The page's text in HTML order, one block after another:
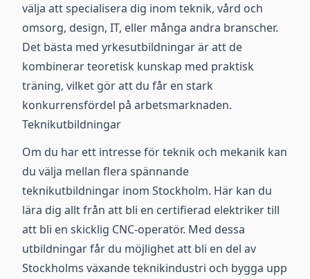
välja att specialisera dig inom teknik, vård och
omsorg, design, IT, eller många andra branscher.
Det bästa med yrkesutbildningar är att de
kombinerar teoretisk kunskap med praktisk
träning, vilket gör att du får en stark
konkurrensfördel på arbetsmarknaden.
Teknikutbildningar
Om du har ett intresse för teknik och mekanik kan
du välja mellan flera spännande
teknikutbildningar inom Stockholm. Här kan du
lära dig allt från att bli en certifierad elektriker till
att bli en skicklig CNC-operatör. Med dessa
utbildningar får du möjlighet att bli en del av
Stockholms växande teknikindustri och bygga upp